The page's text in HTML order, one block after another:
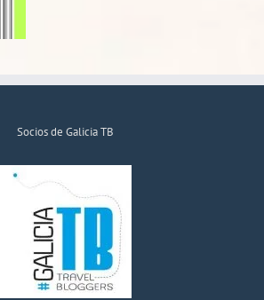
Socios de Galicia TB